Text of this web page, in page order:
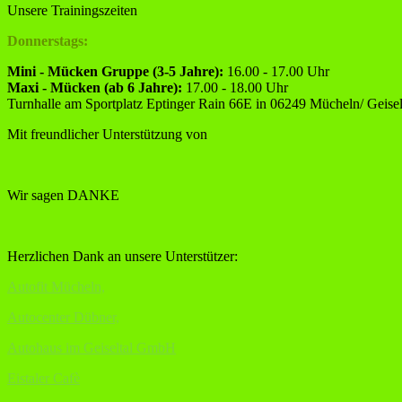
Unsere Trainingszeiten
Donnerstags:
Mini - Mücken Gruppe (3-5 Jahre): 16.00 - 17.00 Uhr
Maxi - Mücken (ab 6 Jahre): 17.00 - 18.00 Uhr
Turnhalle am Sportplatz Eptinger Rain 66E in 06249 Mücheln/
Mit freundlicher Unterstützung von
Wir sagen DANKE
Herzlichen Dank an unsere Unterstützer:
Autofit Mücheln,
Autocenter Dübner,
Autohaus im Geiseltal GmbH
Eistaler Cafè